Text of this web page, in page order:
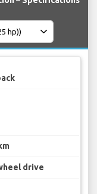
drive